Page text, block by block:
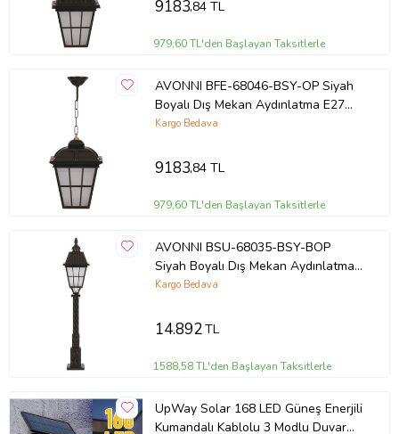
9183,84 TL
979,60 TL'den Başlayan Taksitlerle
AVONNI BFE-68046-BSY-OP Siyah
Boyalı Dış Mekan Aydınlatma E27
Aluminyum Cam 23cm
Kargo Bedava
9183,84 TL
979,60 TL'den Başlayan Taksitlerle
AVONNI BSU-68035-BSY-BOP
Siyah Boyalı Dış Mekan Aydınlatma
E27 Aluminyum Cam 23cm
Kargo Bedava
14.892TL
1588,58 TL'den Başlayan Taksitlerle
UpWay Solar 168 LED Güneş Enerjili
Kumandalı Kablolu 3 Modlu Duvar